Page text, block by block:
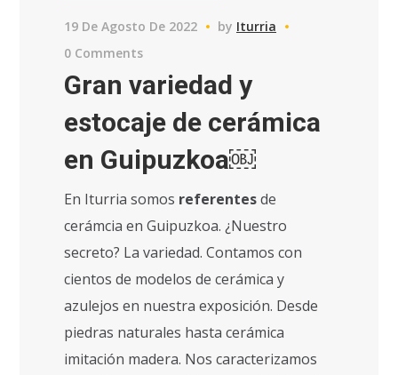
19 De Agosto De 2022 by Iturria
0 Comments
Gran variedad y
estocaje de cerámica
en Guipuzkoa￼
En Iturria somos referentesde
cerámcia en Guipuzkoa. ¿Nuestro
secreto? La variedad. Contamos con
cientos de modelos de cerámica y
azulejos en nuestra exposición. Desde
piedras naturales hasta cerámica
imitación madera. Nos caracterizamos